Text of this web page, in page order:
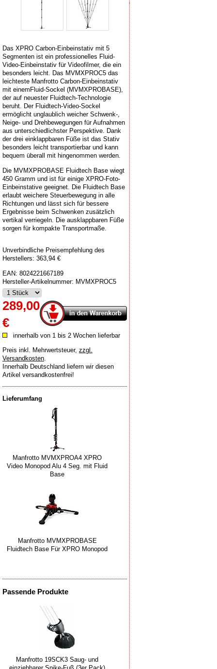
Das XPRO Carbon-Einbeinstativ mit 5
Segmenten ist ein professionelles Fluid-
Video-Einbeinstativ für Videofilmer, die ein
besonders leicht. Das MVMXPROC5 das
leichteste Manfrotto Carbon-Einbeinstativ
mit einemFluid-Sockel (MVMXPROBASE),
der auf neuester Fluidtech-Technologie
beruht. Der Fluidtech-Video-Sockel
ermöglicht unglaublich weicher Schwenk-,
Neige- und Drehbewegungen für Aufnahmen
aus unterschiedlichster Perspektive. Dank
der drei einklappbaren Füße ist das Stativ
besonders leicht transportierbar und kann
bequem überall mit hingenommen werden.
Die MVMXPROBASE Fluidtech Base wiegt
450 Gramm und ist für einige XPRO-Foto-
Einbeinstative geeignet. Die Fluidtech Base
erlaubt weichere Steuerbewegung in alle
Richtungen und lässt sich für bessere
Ergebnisse beim Schwenken zusätzlich
vertikal verriegeln. Die ausklappbaren Füße
sorgen für kompakte Transportmaße.
Unverbindliche Preisempfehlung des
Herstellers: 363,94 €
EAN: 8024221667189
Hersteller-Artikelnummer: MVMXPROC5
289,00
€
innerhalb von 1 bis 2 Wochen lieferbar
Preis inkl. Mehrwertsteuer, zzgl.
Versandkosten
Innerhalb Deutschland liefern wir diesen
Artikel versandkostenfrei!
Lieferumfang
Manfrotto MVMXPROA4 XPRO
Video Monopod Alu 4 Seg. mit Fluid
Base
Manfrotto MVMXPROBASE
Fluidtech Base Für XPRO Monopod
Passende Produkte
Manfrotto 19SCK3 Saug- und